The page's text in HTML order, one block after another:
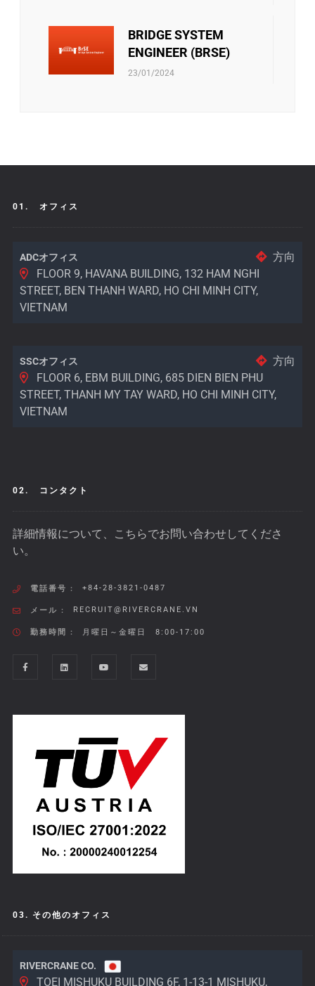
サポートしています。さらに、他の保険契約も考慮さ
れ、検討されています。
また会社政策通り、他のベネフィットもあります。
BRIDGE SYSTEM
ENGINEER (BRSE)
23/01/2024
01. オフィス
ADCオフィス
方向
FLOOR 9, HAVANA BUILDING, 132 HAM NGHI
STREET, BEN THANH WARD, HO CHI MINH CITY,
VIETNAM
SSCオフィス
方向
FLOOR 6, EBM BUILDING, 685 DIEN BIEN PHU
STREET, THANH MY TAY WARD, HO CHI MINH CITY,
VIETNAM
02. コンタクト
詳細情報について、こちらでお問い合わせしてくださ
い。
電話番号 : +84-28-3821-0487
メール : RECRUIT@RIVERCRANE.VN
勤務時間 : 月曜日～金曜日 8:00-17:00
03. その他のオフィス
RIVERCRANE CO.
TOEI MISHUKU BUILDING 6F, 1-13-1 MISHUKU,